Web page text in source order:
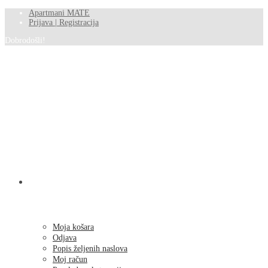
Apartmani MATE
Prijava | Registracija
Dobrodošli!
Moja košara
Odjava
Popis željenih naslova
Moj račun